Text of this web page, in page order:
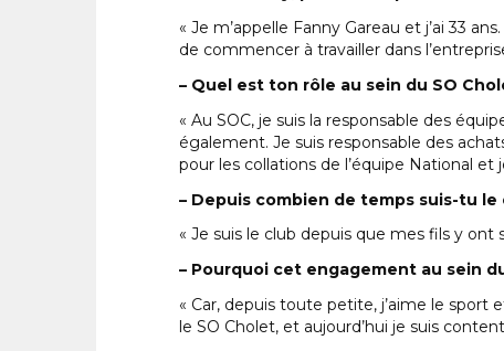
« Je m’appelle Fanny Gareau et j’ai 33
de commencer à travailler dans
– Quel est ton rôle au sein du SO
« Au SOC, je suis la responsable des
également. Je suis responsable des
pour les collations de l’équipe National et
– Depuis combien de temps suis-tu le
« Je suis le club depuis que mes fils y ont
– Pourquoi cet engagement au sein
« Car, depuis toute petite, j’aime le
le SO Cholet, et aujourd’hui je suis